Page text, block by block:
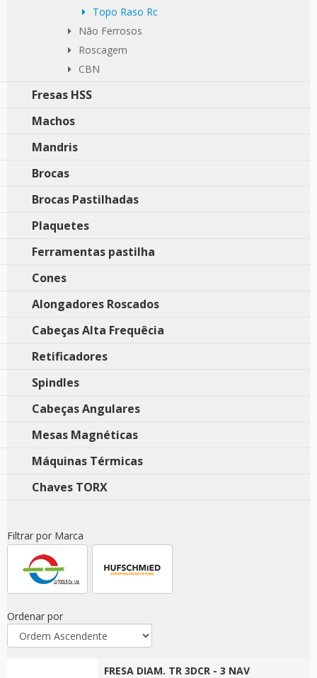
Topo Raso Rc
Não Ferrosos
Roscagem
CBN
Fresas HSS
Machos
Mandris
Brocas
Brocas Pastilhadas
Plaquetes
Ferramentas pastilha
Cones
Alongadores Roscados
Cabeças Alta Frequêcia
Retificadores
Spindles
Cabeças Angulares
Mesas Magnéticas
Máquinas Térmicas
Chaves TORX
Filtrar por Marca
Ordenar por
FRESA DIAM. TR 3DCR - 3 NAV